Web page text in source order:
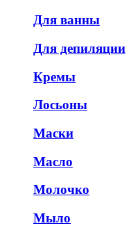
Для ванны
Для депиляции
Кремы
Лосьоны
Маски
Масло
Молочко
Мыло